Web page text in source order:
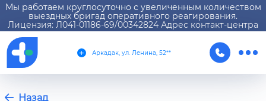
Мы работаем круглосуточно с увеличенным количеством
выездных бригад оперативного реагирования.
Лицензия: Л041-01186-69/00342824 Адрес контакт-центра
Аркадак, ул. Ленина, 52**
Назад